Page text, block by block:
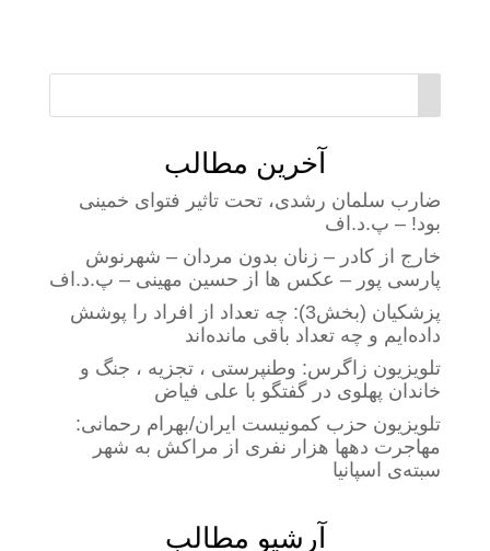
آخرین مطالب
ضارب سلمان رشدی، تحت تاثیر فتوای خمینی
بود! – پ.د.اف
خارج از کادر – زنان بدون مردان – شهرنوش
پارسی پور – عکس ها از حسین مهینی – پ.د.اف
پزشکیان (بخش3): چه تعداد از افراد را پوشش
داده‌ایم و چه تعداد باقی مانده‌اند
تلویزیون زاگرس: وطنپرستی ، تجزیه ، جنگ و
خاندان پهلوی در گفتگو با علی فیاض
تلویزیون حزب کمونیست ایران/بهرام رحمانی:
مهاجرت دهها هزار نفری از مراکش به شهر
سبته‌ی اسپانیا
آرشیو مطالب